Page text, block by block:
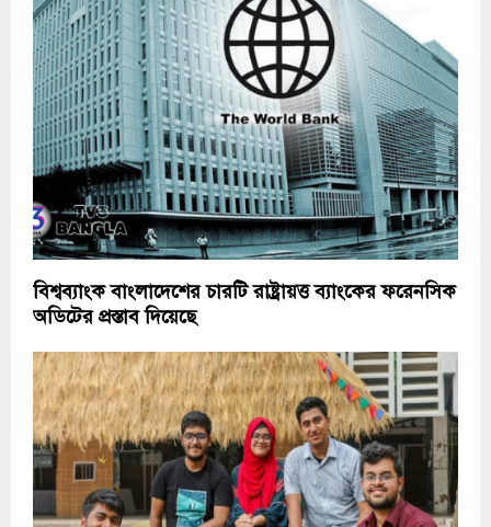
বিশ্বব্যাংক বাংলাদেশের চারটি রাষ্ট্রায়ত্ত ব্যাংকের ফরেনসিক
অডিটের প্রস্তাব দিয়েছে